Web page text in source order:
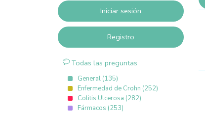
Iniciar sesión
Registro
Todas las preguntas
General (135)
Enfermedad de Crohn (252)
Colitis Ulcerosa (282)
Fármacos (253)